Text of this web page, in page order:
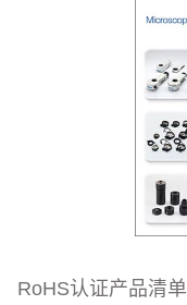
RoHS认证产品清单